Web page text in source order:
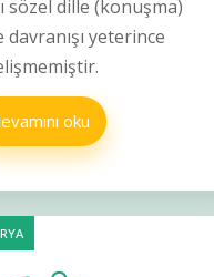
sözel dille (konuşma)
yeterince
oku